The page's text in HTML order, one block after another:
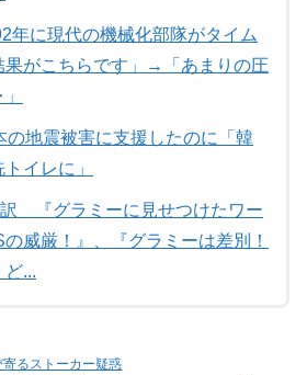
年に現代の機械化部隊がタイム
果がこちらです」→「あまりの圧
の地震被害に支援したのに「韓
イレに」
訳 『グラミーに見せつけたワー
威厳！』、『グラミーは差別！
ど...
るストーカー疑惑